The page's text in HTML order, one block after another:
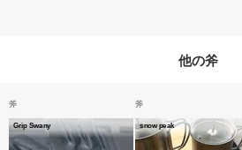
他の斧
斧
Grip Swany
斧
snow peak